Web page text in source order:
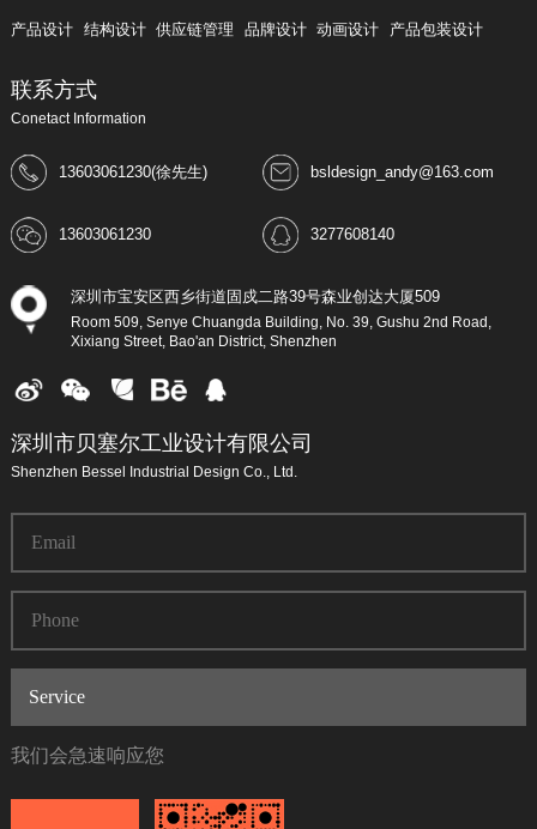
产品设计 结构设计 供应链管理 品牌设计 动画设计 产品包装设计
联系方式
Conetact Information
13603061230(徐先生) bsldesign_andy@163.com
13603061230 3277608140
深圳市宝安区西乡街道固戍二路39号森业创达大厦509
Room 509, Senye Chuangda Building, No. 39, Gushu 2nd Road,
Xixiang Street, Bao'an District, Shenzhen
深圳市贝塞尔工业设计有限公司
Shenzhen Bessel Industrial Design Co., Ltd.
我们会急速响应您